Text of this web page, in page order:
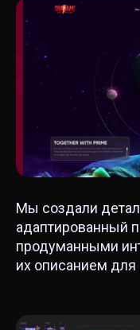
Мы создали
адаптированный
продуманными
их описанием для